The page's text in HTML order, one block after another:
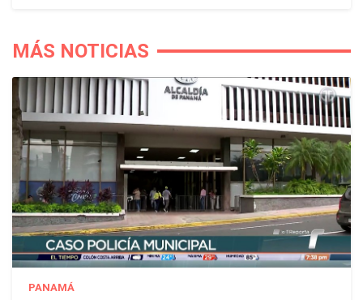
MÁS NOTICIAS
PANAMÁ